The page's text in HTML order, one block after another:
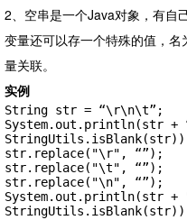
2、空串是一个Java对象，有自
变量还可以存一个特殊的值，
量关联。
实例
String str = “\r\n\t”;
System.out.println(str +
str.replace("\r", “”);
str.replace("\t", “”);
str.replace("\n", “”);
System.out.println(str +